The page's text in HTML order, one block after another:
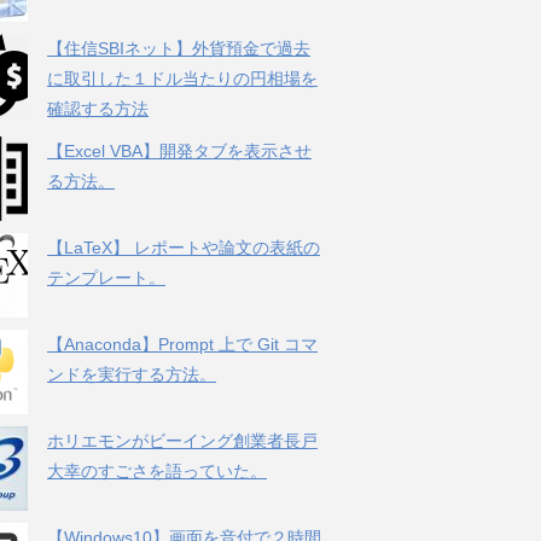
【住信SBIネット】外貨預金で過去
に取引した１ドル当たりの円相場を
確認する方法
【Excel VBA】開発タブを表示させ
る方法。
【LaTeX】 レポートや論文の表紙の
テンプレート。
【Anaconda】Prompt 上で Git コマ
ンドを実行する方法。
ホリエモンがビーイング創業者長戸
大幸のすごさを語っていた。